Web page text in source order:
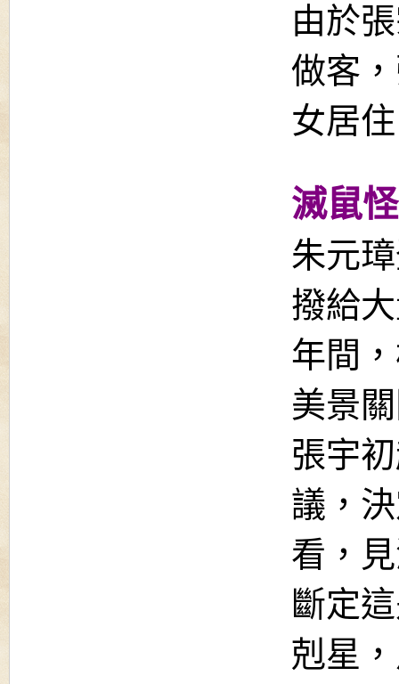
由於
做客
女居
滅鼠
朱元
撥給
年間
美景
張宇
議，
看，
斷定
剋星